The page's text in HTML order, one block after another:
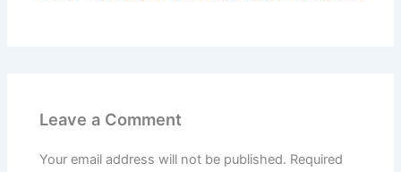
Leave a Comment
Your email address will not be published. Required